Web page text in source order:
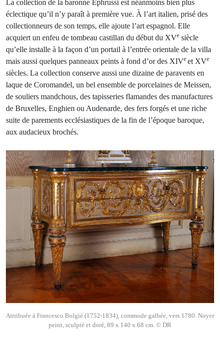
La collection de la baronne Ephrussi est néanmoins bien plus
éclectique qu’il n’y paraît à première vue. À l’art italien, prisé des
collectionneurs de son temps, elle ajoute l’art espagnol. Elle
acquiert un enfeu de tombeau castillan du début du XVe siècle
qu’elle installe à la façon d’un portail à l’entrée orientale de la villa
mais aussi quelques panneaux peints à fond d’or des XIVe et XVe
siècles. La collection conserve aussi une dizaine de paravents en
laque de Coromandel, un bel ensemble de porcelaines de Meissen,
de souliers mandchous, des tapisseries flamandes des manufactures
de Bruxelles, Enghien ou Audenarde, des fers forgés et une riche
suite de parements ecclésiastiques de la fin de l’époque baroque,
aux audacieux brochés.
Attribuée à Francesco Bolgié (1752-1834), commode galbée, vers 1780. Noyer
peint, sculpté et doré, 89 x 140 x 68 cm. © DR